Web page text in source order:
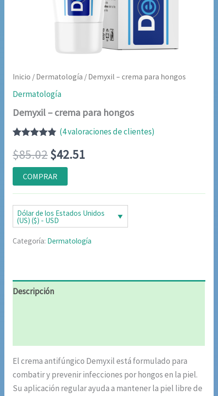
Inicio / Dermatología / Demyxil – crema para hongos
Dermatología
Demyxil – crema para hongos
con4.75de
5 en base
a
valoraciones
de clientes
(4valoraciones de clientes)
$85.02El
precio
original
era:
$85.02.
$42.51
actual
es:
$42.51.
COMPRAR
Dólar de los Estados Unidos
(US) ($) - USD
Categoría: Dermatología
Descripción
El crema antifúngico Demyxil está formulado para
combatir y prevenir infecciones por hongos en la piel.
Su aplicación regular ayuda a mantener la piel libre de